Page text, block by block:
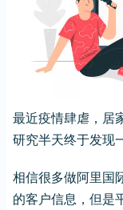
最近疫情肆虐，居
研究半天终于发现
相信很多做阿里国
的客户信息，但是